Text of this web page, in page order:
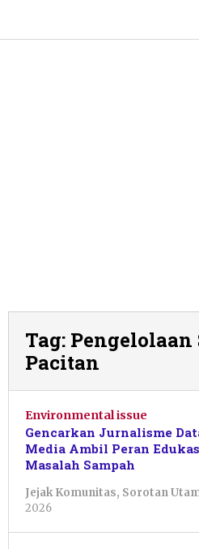
konten
Tag: Pengelolaan
Pacitan
Environmental issue
Gencarkan Jurnalisme
Media Ambil Peran
Masalah Sampah
Jejak Komunitas, Sorotan
2026
Azizah